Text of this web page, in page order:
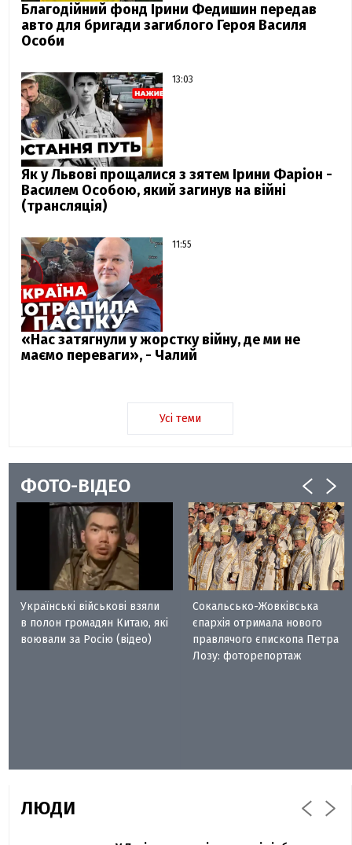
Благодійний фонд Ірини Федишин передав
авто для бригади загиблого Героя Василя
Особи
13:03
Як у Львові прощалися з зятем Ірини Фаріон -
Василем Особою, який загинув на війні
(трансляція)
11:55
«Нас затягнули у жорстку війну, де ми не
маємо переваги», - Чалий
Усі теми
ФОТО-ВІДЕО
Українські військові взяли
в полон громадян Китаю, які
воювали за Росію (відео)
Сокальсько-Жовківська
єпархія отримала нового
правлячого єпископа Петра
Лозу: фоторепортаж
ЛЮДИ